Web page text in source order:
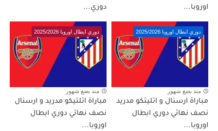
اوروبا...
دوري...
دوري ابطال اوروبا 2025/2026
منذ بضع شهور
مباراة ارسنال و اتليتكو مدريد
نصف نهائي دوري ابطال
اوروبا...
دوري ابطال اوروبا 2025/2026
منذ بضع شهور
مباراة اتلتيكو مدريد و ارسنال
نصف نهائي دوري ابطال
اوروبا...